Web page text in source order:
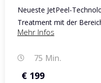
Neueste JetPeel-
Treatment mit der
Mehr Infos
75 Min.
€ 199